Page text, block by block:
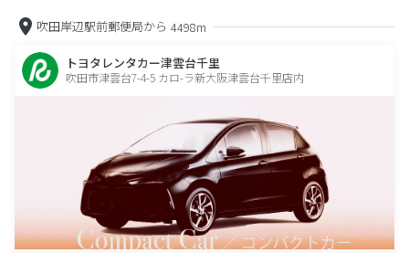
吹田岸辺駅前郵便局から 4498m
トヨタレンタカー津雲台千里
吹田市津雲台7-4-5 カロ-ラ新大阪津雲台千里店内